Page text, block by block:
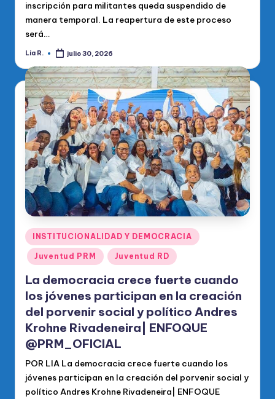
inscripción para militantes queda suspendido de
manera temporal. La reapertura de este proceso
será…
Publicado
Lia R. julio 30, 2026
Publicado
en
INSTITUCIONALIDAD Y DEMOCRACIA
Juventud PRM Juventud RD
La democracia crece fuerte cuando
los jóvenes participan en la creación
del porvenir social y político Andres
Krohne Rivadeneira| ENFOQUE
@PRM_OFICIAL
POR LIA La democracia crece fuerte cuando los
jóvenes participan en la creación del porvenir social y
político Andres Krohne Rivadeneira| ENFOQUE